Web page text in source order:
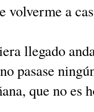
volverme a
llegado
pasase
que no es